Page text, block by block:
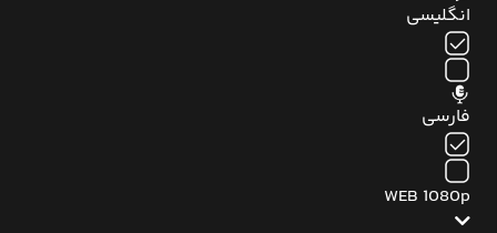
انگلیسی
فارسی
WEB 1080p